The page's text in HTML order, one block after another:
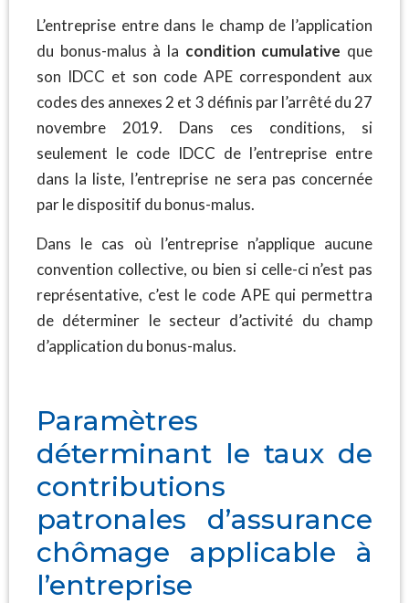
L’entreprise entre dans le champ de l’application
du bonus-malus à la condition cumulative que
son IDCC et son code APE correspondent aux
codes des annexes 2 et 3 définis par l’arrêté du 27
novembre 2019. Dans ces conditions, si
seulement le code IDCC de l’entreprise entre
dans la liste, l’entreprise ne sera pas concernée
par le dispositif du bonus-malus.
Dans le cas où l’entreprise n’applique aucune
convention collective, ou bien si celle-ci n’est pas
représentative, c’est le code APE qui permettra
de déterminer le secteur d’activité du champ
d’application du bonus-malus.
Paramètres
déterminant le taux de
contributions
patronales d’assurance
chômage applicable à
l’entreprise